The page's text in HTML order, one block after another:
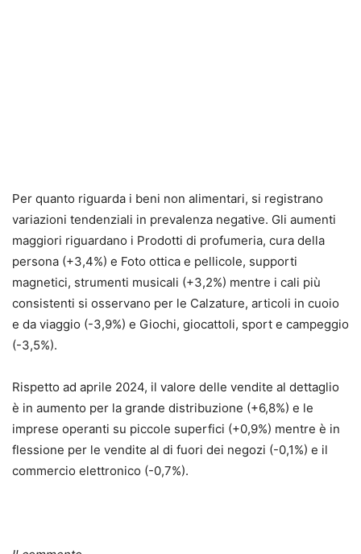
Per quanto riguarda i beni non alimentari, si registrano
variazioni tendenziali in prevalenza negative. Gli aumenti
maggiori riguardano i Prodotti di profumeria, cura della
persona (+3,4%) e Foto ottica e pellicole, supporti
magnetici, strumenti musicali (+3,2%) mentre i cali più
consistenti si osservano per le Calzature, articoli in cuoio
e da viaggio (-3,9%) e Giochi, giocattoli, sport e campeggio
(-3,5%).
Rispetto ad aprile 2024, il valore delle vendite al dettaglio
è in aumento per la grande distribuzione (+6,8%) e le
imprese operanti su piccole superfici (+0,9%) mentre è in
flessione per le vendite al di fuori dei negozi (-0,1%) e il
commercio elettronico (-0,7%).